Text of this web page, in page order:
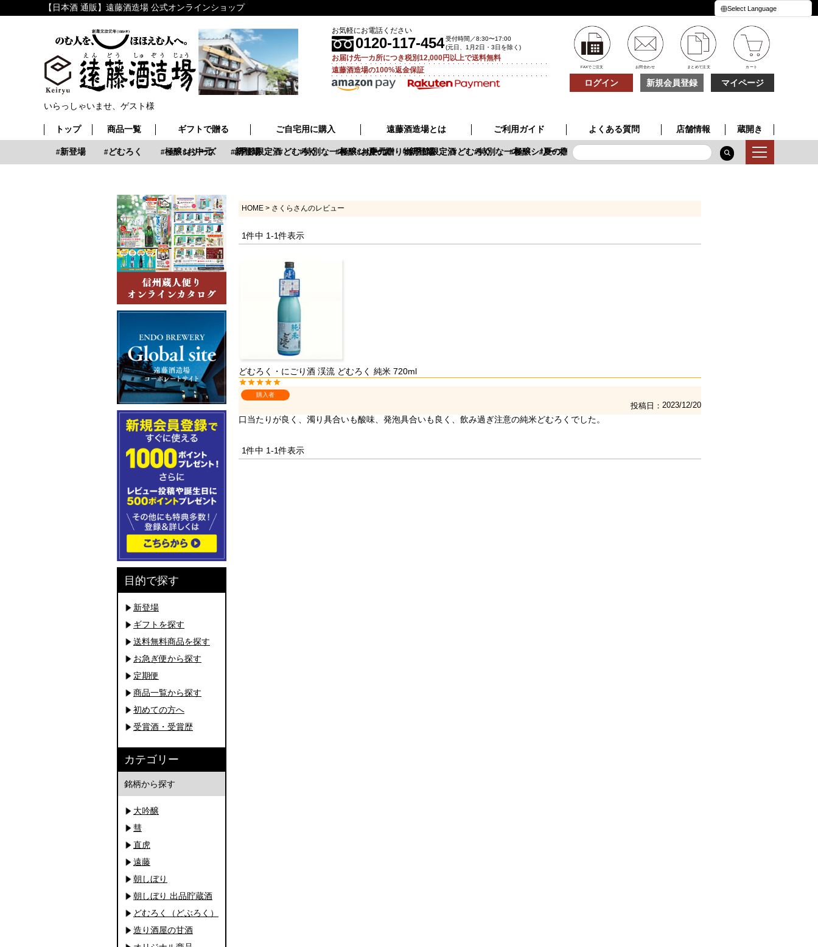
【日本酒 通販】遠藤酒造場 公式オンラインショップ
お気軽にお電話ください
0120-117-454受付時間／8:30〜17:00
(元日、1月2日・3日を除く)
お届け先一カ所につき税別12,000円以上で送料無料
遠藤酒造場の100%返金保証
FAXでご注文 お問合わせ まとめて注文 カート
ログイン 新規会員登録 マイページ
いらっしゃいませ、ゲスト様
トップ 商品一覧 ギフトで贈る ご自宅用に購入 遠藤酒造場とは ご利用ガイド よくある質問 店舗情報 蔵開き
新登場 どむろく 極醸シリーズ 季節限定酒 特別な一本 夏の贈り物
お中元 新登場 どむろく 極醸シリーズ 季節限定酒 特別な一本 夏の贈り物
お中元 新登場 どむろく 極醸シリーズ 夏の贈り物
目的で探す
新登場
ギフトを探す
送料無料商品を探す
お急ぎ便から探す
定期便
商品一覧から探す
初めての方へ
受賞酒・受賞歴
カテゴリー
銘柄から探す
大吟醸
彗
直虎
遠藤
朝しぼり
朝しぼり 出品貯蔵酒
どむろく（どぶろく）
造り酒屋の甘酒
HOME さくらさんのレビュー
1件中 1-1件表示
どむろく・にごり酒 渓流 どむろく 純米 720ml
購入者
投稿日 2023/12/20
口当たりが良く、濁り具合いも酸味、発泡具合いも良く、飲み過ぎ注意の純米どむろくでした。
1件中 1-1件表示